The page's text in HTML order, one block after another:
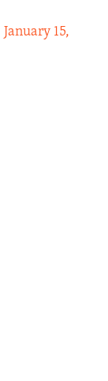
January 15,